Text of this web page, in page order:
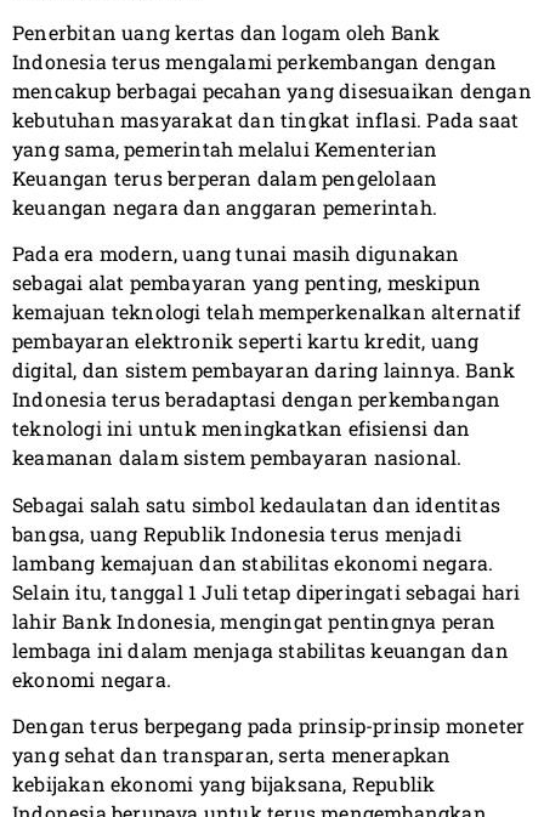
Penerbitan uang kertas dan logam oleh Bank
Indonesia terus mengalami perkembangan dengan
mencakup berbagai pecahan yang disesuaikan dengan
kebutuhan masyarakat dan tingkat inflasi. Pada saat
yang sama, pemerintah melalui Kementerian
Keuangan terus berperan dalam pengelolaan
keuangan negara dan anggaran pemerintah.
Pada era modern, uang tunai masih digunakan
sebagai alat pembayaran yang penting, meskipun
kemajuan teknologi telah memperkenalkan alternatif
pembayaran elektronik seperti kartu kredit, uang
digital, dan sistem pembayaran daring lainnya. Bank
Indonesia terus beradaptasi dengan perkembangan
teknologi ini untuk meningkatkan efisiensi dan
keamanan dalam sistem pembayaran nasional.
Sebagai salah satu simbol kedaulatan dan identitas
bangsa, uang Republik Indonesia terus menjadi
lambang kemajuan dan stabilitas ekonomi negara.
Selain itu, tanggal 1 Juli tetap diperingati sebagai hari
lahir Bank Indonesia, mengingat pentingnya peran
lembaga ini dalam menjaga stabilitas keuangan dan
ekonomi negara.
Dengan terus berpegang pada prinsip-prinsip moneter
yang sehat dan transparan, serta menerapkan
kebijakan ekonomi yang bijaksana, Republik